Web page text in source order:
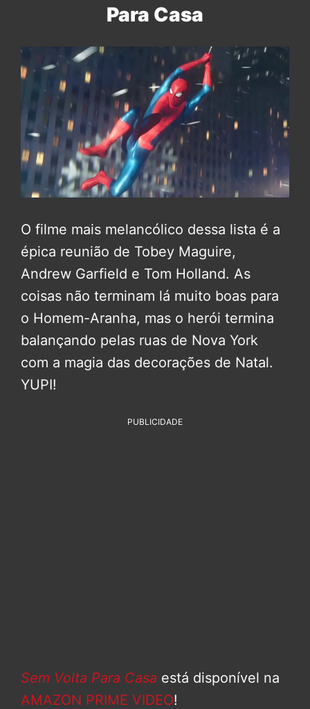
Para Casa
O filme mais melancólico dessa lista é a
épica reunião de Tobey Maguire,
Andrew Garfield e Tom Holland. As
coisas não terminam lá muito boas para
o Homem-Aranha, mas o herói termina
balançando pelas ruas de Nova York
com a magia das decorações de Natal.
YUPI!
PUBLICIDADE
Sem Volta Para Casa está disponível na
AMAZON PRIME VIDEO!